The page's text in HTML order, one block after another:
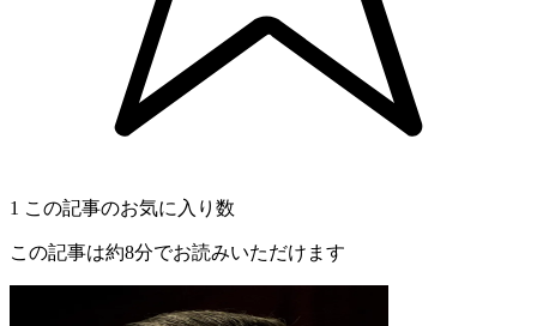
1 この記事のお気に入り数
この記事は約8分でお読みいただけます